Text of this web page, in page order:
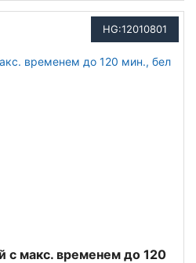
HG:12010801
макс. временем до 120